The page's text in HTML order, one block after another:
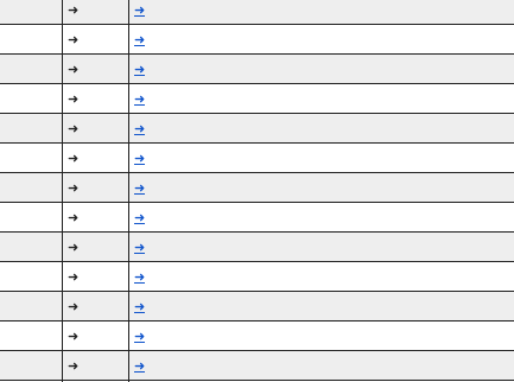
➜ ➜
➜ ➜
➜ ➜
➜ ➜
➜ ➜
➜ ➜
➜ ➜
➜ ➜
➜ ➜
➜ ➜
➜ ➜
➜ ➜
➜ ➜